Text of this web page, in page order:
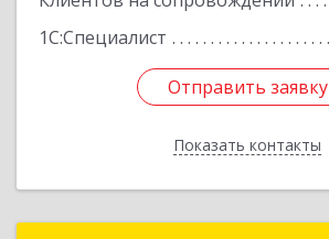
1С:Специалист
Отправить заявку
Показать контакты
Отправить заявку
Назад